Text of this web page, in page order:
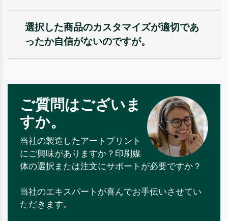
選択した商品のカスタマイズが適切であ
ったか自信がないのですが。
ご質問はございま
すか。
当社の製造したアートプリント
にご興味がありますか？印刷媒
体の選択または注文にサポートが必要ですか？
当社のエキスパートが喜んでお手伝いさせてい
ただきます。